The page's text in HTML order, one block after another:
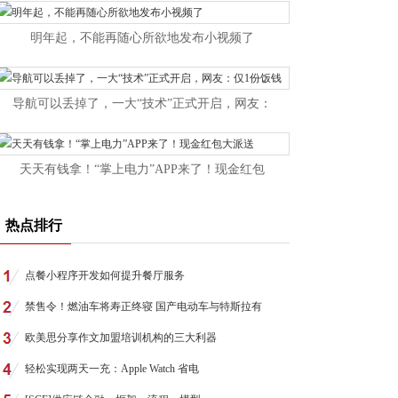
明年起，不能再随心所欲地发布小视频了
导航可以丢掉了，一大“技术”正式开启，网友：
天天有钱拿！“掌上电力”APP来了！现金红包
热点排行
点餐小程序开发如何提升餐厅服务
禁售令！燃油车将寿正终寝 国产电动车与特斯拉有
欧美思分享作文加盟培训机构的三大利器
轻松实现两天一充：Apple Watch 省电